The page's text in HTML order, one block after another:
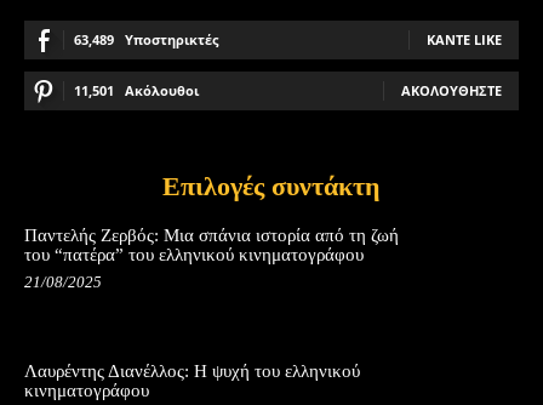
63,489 Υποστηρικτές ΚΆΝΤΕ LIKE
11,501 Ακόλουθοι ΑΚΟΛΟΥΘΉΣΤΕ
Επιλογές συντάκτη
Παντελής Ζερβός: Μια σπάνια ιστορία από τη ζωή
του “πατέρα” του ελληνικού κινηματογράφου
21/08/2025
Λαυρέντης Διανέλλος: Η ψυχή του ελληνικού
κινηματογράφου